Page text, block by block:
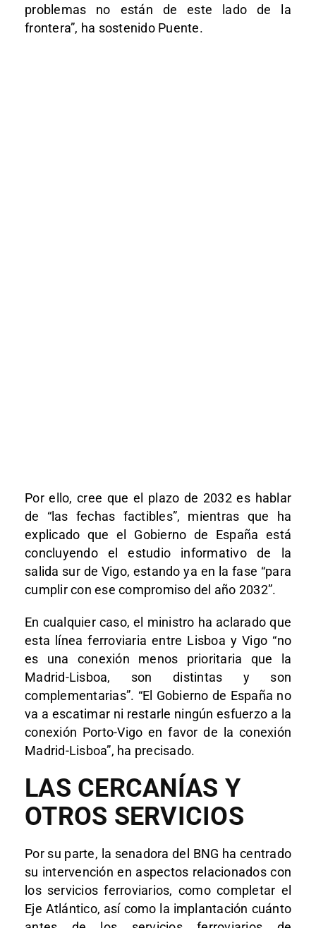
problemas no están de este lado de la
frontera”, ha sostenido Puente.
Por ello, cree que el plazo de 2032 es hablar
de “las fechas factibles”, mientras que ha
explicado que el Gobierno de España está
concluyendo el estudio informativo de la
salida sur de Vigo, estando ya en la fase “para
cumplir con ese compromiso del año 2032”.
En cualquier caso, el ministro ha aclarado que
esta línea ferroviaria entre Lisboa y Vigo “no
es una conexión menos prioritaria que la
Madrid-Lisboa, son distintas y son
complementarias”. “El Gobierno de España no
va a escatimar ni restarle ningún esfuerzo a la
conexión Porto-Vigo en favor de la conexión
Madrid-Lisboa”, ha precisado.
LAS CERCANÍAS Y
OTROS SERVICIOS
Por su parte, la senadora del BNG ha centrado
su intervención en aspectos relacionados con
los servicios ferroviarios, como completar el
Eje Atlántico, así como la implantación cuánto